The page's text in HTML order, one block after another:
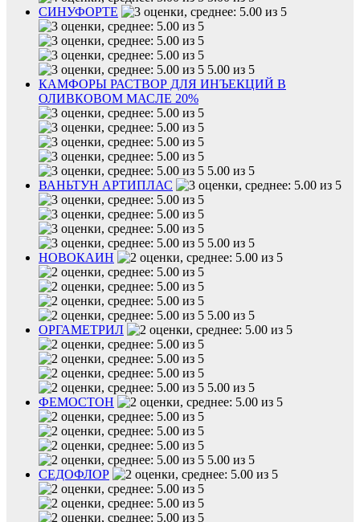
СИНУФОРТЕ
5.00 из 5
КАМФОРЫ РАСТВОР ДЛЯ ИНЪЕКЦИЙ В
ОЛИВКОВОМ МАСЛЕ 20%
5.00 из 5
ВАНЬТУН АРТИПЛАС
5.00 из 5
НОВОКАИН
5.00 из 5
ОРГАМЕТРИЛ
5.00 из 5
ФЕМОСТОН
5.00 из 5
СЕДОФЛОР